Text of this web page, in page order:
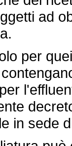
ad
per
in sede